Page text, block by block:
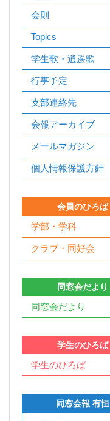
会則
Topics
学生歌・逍遥歌
行事予定
支部連絡先
会報アーカイブ
メールマガジン
個人情報保護方針
会員のひろば
学部・学科
クラブ・同好会
同窓会だより
同窓会だより
学生のひろば
学生のひろば
同窓会報 有恒